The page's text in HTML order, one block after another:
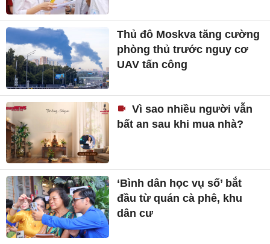
Thủ đô Moskva tăng cường
phòng thủ trước nguy cơ
UAV tấn công
Vì sao nhiều người vẫn
bất an sau khi mua nhà?
‘Bình dân học vụ số’ bắt
đầu từ quán cà phê, khu
dân cư